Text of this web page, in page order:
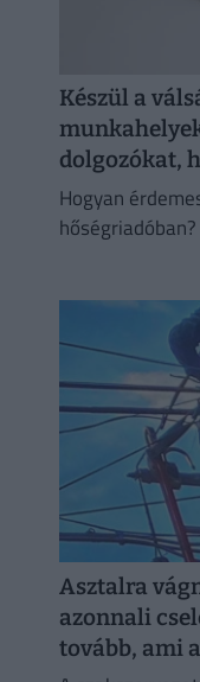
Készül a
dolgozókat,
Hogyan
irodaházban,
Asztalra
azonnali
tovább, ami a